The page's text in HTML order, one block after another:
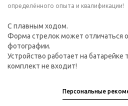
определённого опыта и квалификации!
С плавным ходом.
Форма стрелок может отличаться
фотографии.
Устройство работает на батарейке
комплект не входит!
Персональные